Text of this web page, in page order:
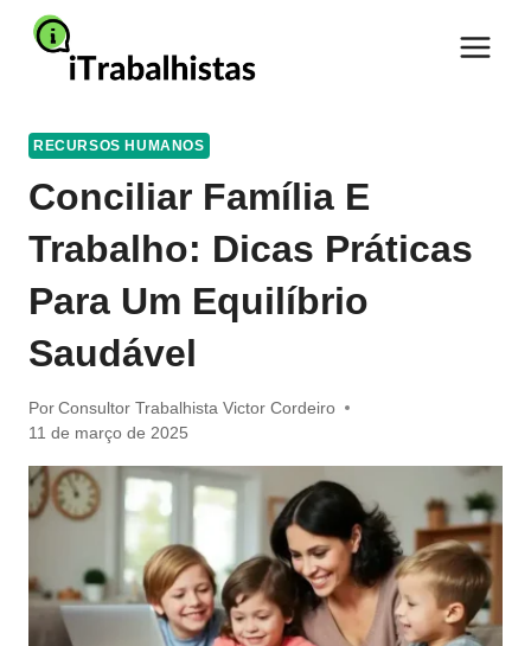
Pular
para
RECURSOS HUMANOS
Conciliar Família E
Trabalho: Dicas Práticas
Para Um Equilíbrio
Saudável
Por Consultor Trabalhista Victor Cordeiro
11 de março de 2025